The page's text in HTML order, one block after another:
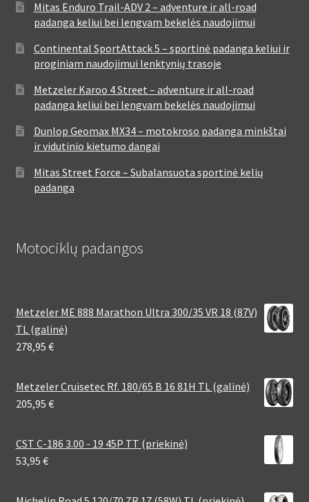
Mitas Enduro Trail-ADV 2 – adventure ir all-road
padanga keliui bei lengvam bekelės naudojimui
Continental SportAttack 5 – sportinė padanga keliui ir
proginiam naudojimui lenktynių trasoje
Metzeler Karoo 4 Street – adventure ir all-road
padanga keliui bei lengvam bekelės naudojimui
Dunlop Geomax MX34 – motokroso padanga minkštai
ir vidutinio kietumo dangai
Mitas Street Force – Subalansuota sportinė kelių
padanga
Motociklų padangos
Metzeler ME 888 Marathon Ultra 300/35 VR 18 (87V)
TL (galinė)
278,95 €
Metzeler Cruisetec Rf. 180/65 B 16 81H TL (galinė)
205,95 €
CST C-186 3.00 - 19 45P TT (priekinė)
53,95 €